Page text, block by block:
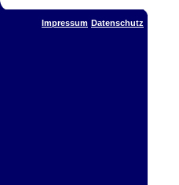
Impressum Datenschutz